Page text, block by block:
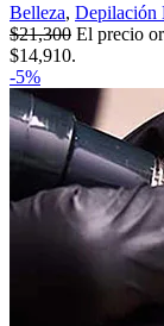
Belleza, Depilación
$21,300 El precio
$14,910.
-5%